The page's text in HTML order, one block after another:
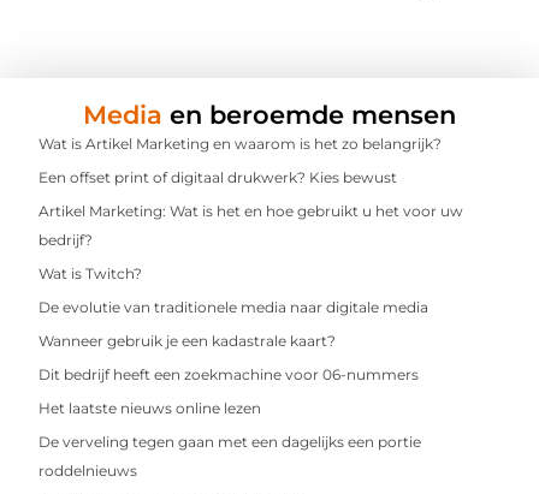
Media en beroemde mensen
Wat is Artikel Marketing en waarom is het zo belangrijk?
Een offset print of digitaal drukwerk? Kies bewust
Artikel Marketing: Wat is het en hoe gebruikt u het voor uw
bedrijf?
Wat is Twitch?
De evolutie van traditionele media naar digitale media
Wanneer gebruik je een kadastrale kaart?
Dit bedrijf heeft een zoekmachine voor 06-nummers
Het laatste nieuws online lezen
De verveling tegen gaan met een dagelijks een portie
roddelnieuws